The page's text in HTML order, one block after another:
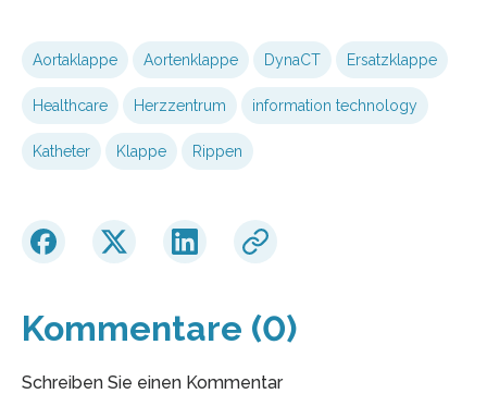
Aortaklappe Aortenklappe DynaCT Ersatzklappe
Healthcare Herzzentrum information technology
Katheter Klappe Rippen
Kommentare (0)
Schreiben Sie einen Kommentar